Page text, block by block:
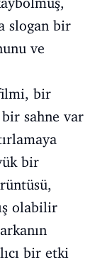
slogan bir
ve
bir
bir sahne var
bir
olabilir
bir etki